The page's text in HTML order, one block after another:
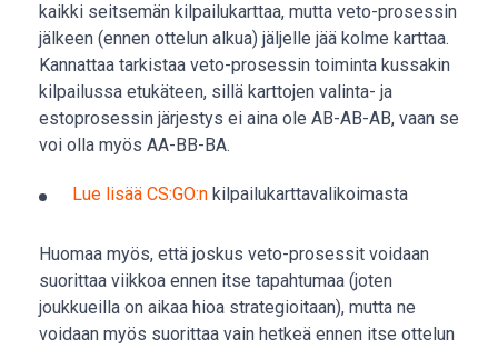
kaikki seitsemän kilpailukarttaa, mutta veto-prosessin
jälkeen (ennen ottelun alkua) jäljelle jää kolme karttaa.
Kannattaa tarkistaa veto-prosessin toiminta kussakin
kilpailussa etukäteen, sillä karttojen valinta- ja
estoprosessin järjestys ei aina ole AB-AB-AB, vaan se
voi olla myös AA-BB-BA.
Lue lisää CS:GO:n kilpailukarttavalikoimasta
Huomaa myös, että joskus veto-prosessit voidaan
suorittaa viikkoa ennen itse tapahtumaa (joten
joukkueilla on aikaa hioa strategioitaan), mutta ne
voidaan myös suorittaa vain hetkeä ennen itse ottelun